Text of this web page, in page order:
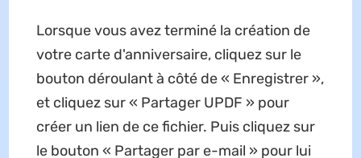
Lorsque vous avez terminé la création de
votre carte d'anniversaire, cliquez sur le
bouton déroulant à côté de « Enregistrer »,
et cliquez sur « Partager UPDF » pour
créer un lien de ce fichier. Puis cliquez sur
le bouton « Partager par e-mail » pour lui